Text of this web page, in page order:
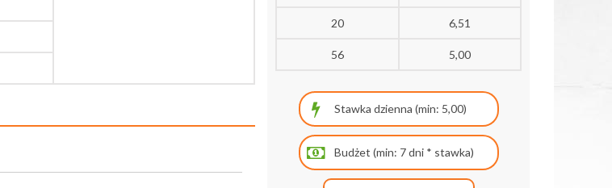
20 6,51
56 5,00